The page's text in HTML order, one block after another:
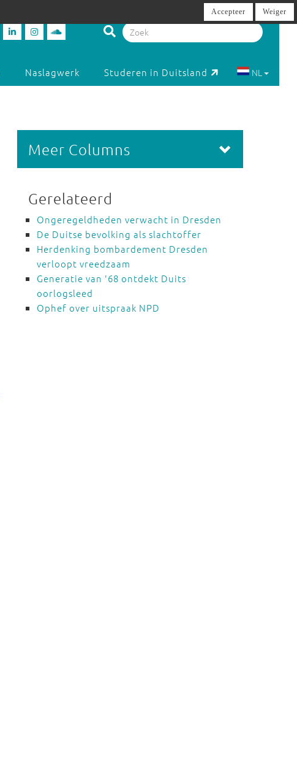
Naslagwerk Studeren in Duitsland NL
Meer Columns
Gerelateerd
Ongeregeldheden verwacht in Dresden
De Duitse bevolking als slachtoffer
Herdenking bombardement Dresden
verloopt vreedzaam
Generatie van '68 ontdekt Duits
oorlogsleed
Ophef over uitspraak NPD
Accepteer Weiger